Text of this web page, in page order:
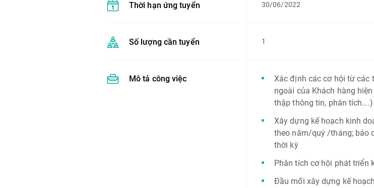
Thời hạn ứng tuyển 30/06/2022
Số lượng cần tuyển 1
Mô tả công việc
Xác định các cơ hội từ các
ngoài của Khách hàng
thập thông tin, phân
Xây dựng kế hoạch kinh
theo năm/quý /tháng; báo
thời kỳ
Phân tích cơ hội phát triển
Đầu mối xây dựng kế